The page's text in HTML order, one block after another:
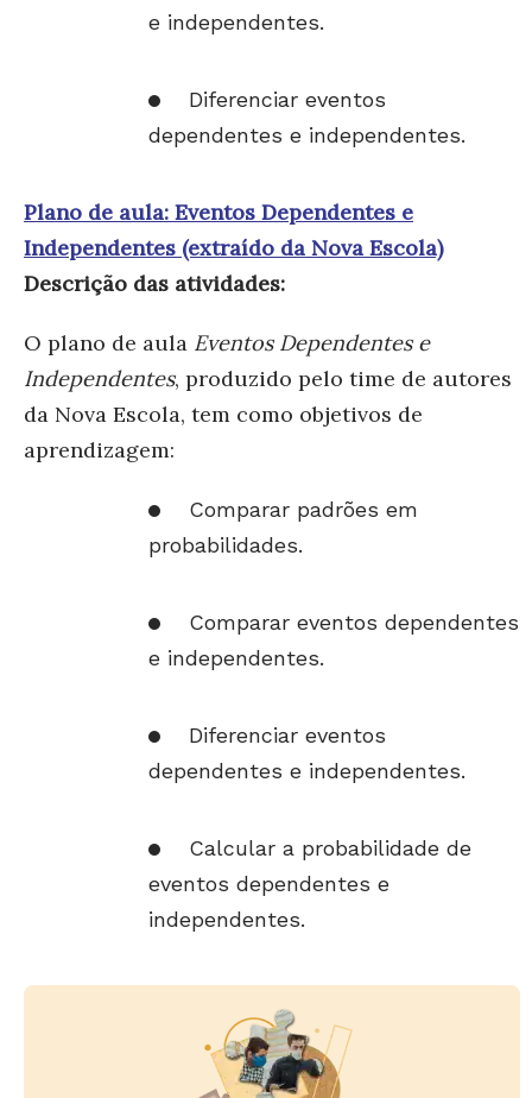
e independentes.
Diferenciar eventos
dependentes e independentes.
Plano de aula: Eventos Dependentes e
Independentes (extraído da Nova Escola)
Descrição das atividades:
O plano de aula Eventos Dependentes e
Independentes, produzido pelo time de autores
da Nova Escola, tem como objetivos de
aprendizagem:
Comparar padrões em
probabilidades.
Comparar eventos dependentes
e independentes.
Diferenciar eventos
dependentes e independentes.
Calcular a probabilidade de
eventos dependentes e
independentes.